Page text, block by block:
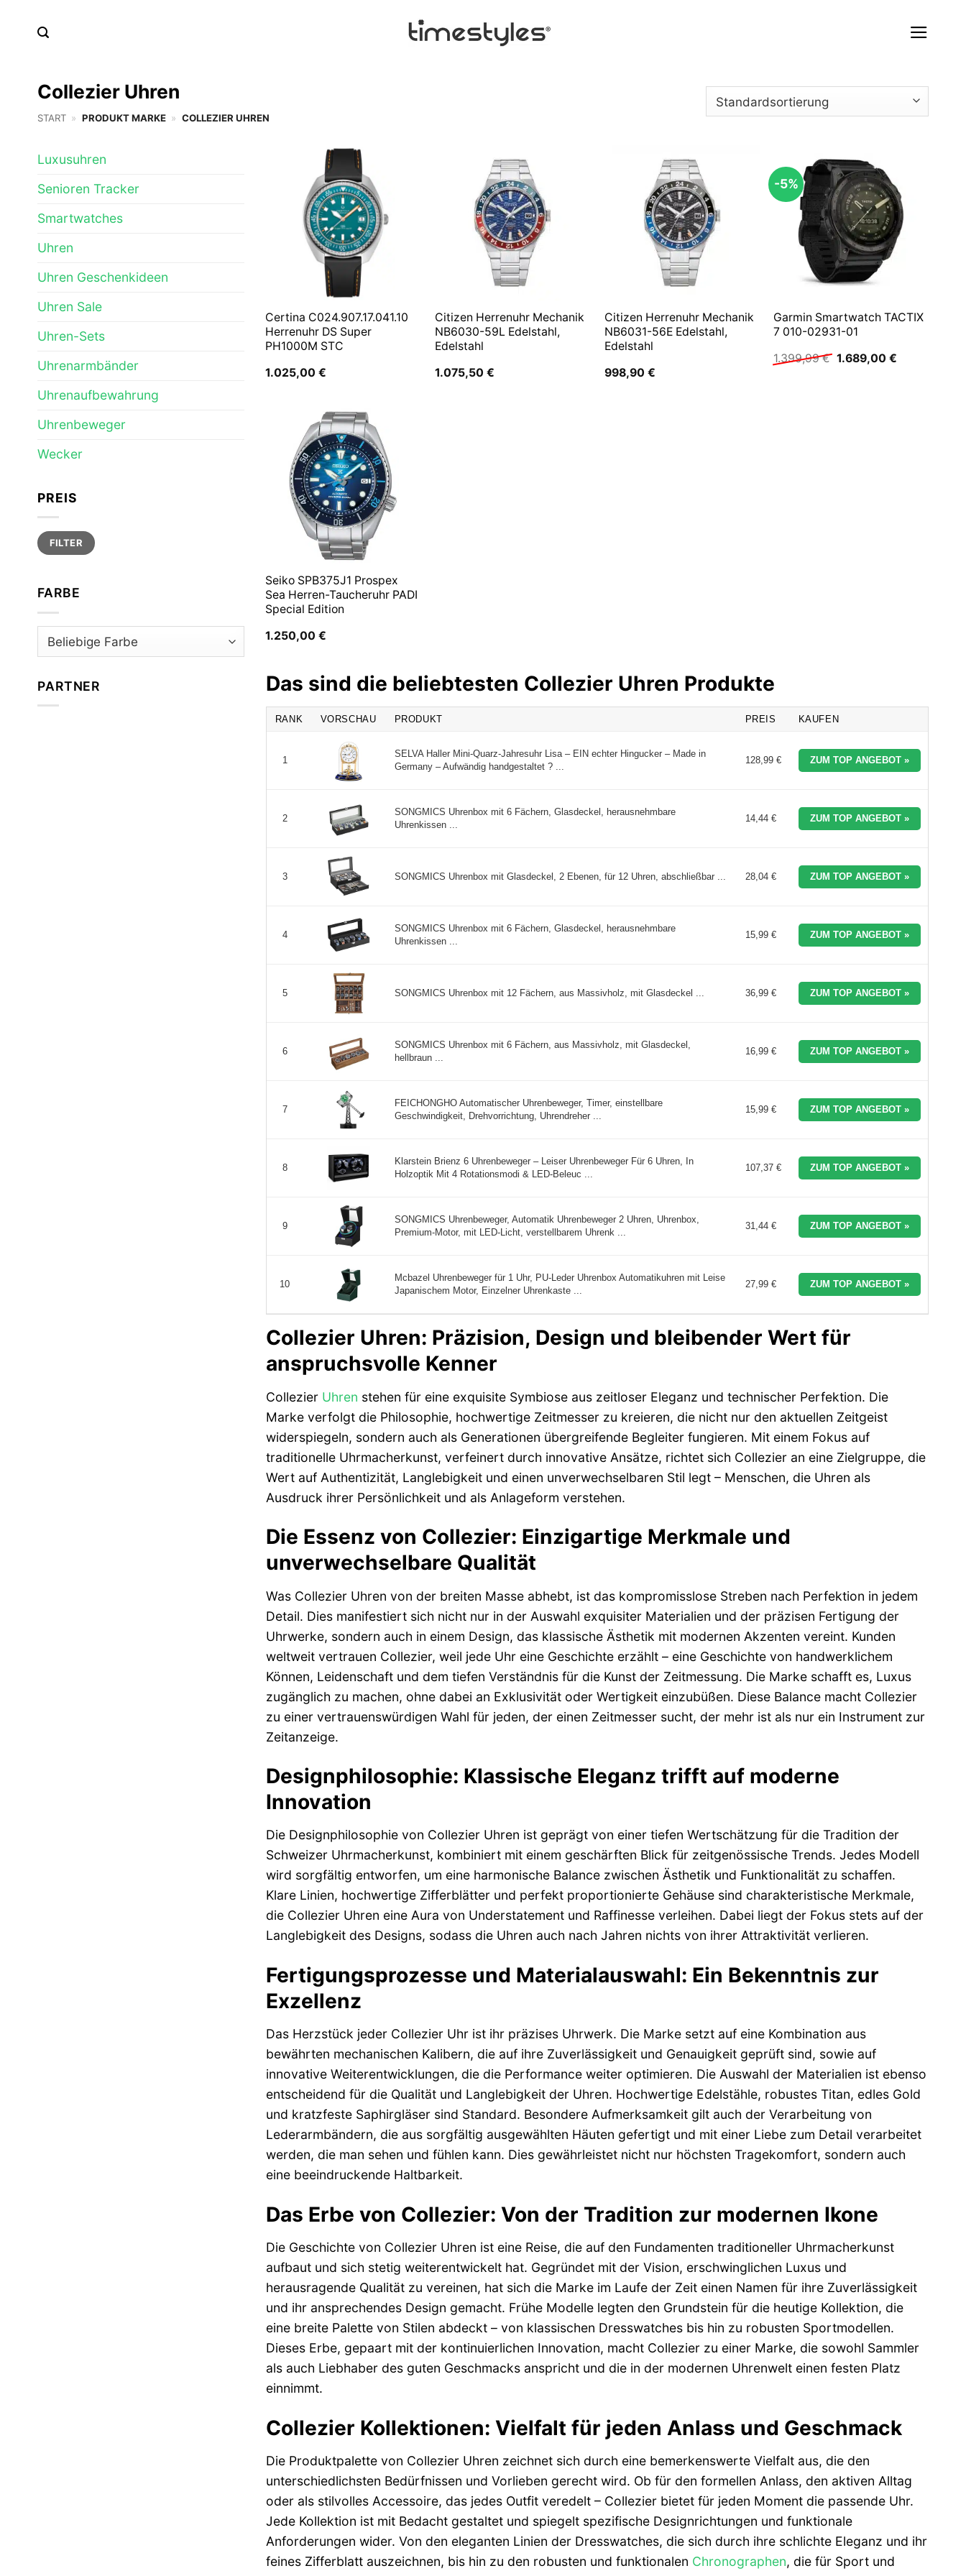
Collezier Uhren
START » PRODUKT MARKE » COLLEZIER UHREN
Luxusuhren
Senioren Tracker
Smartwatches
Uhren
Uhren Geschenkideen
Uhren Sale
Uhren-Sets
Uhrenarmbänder
Uhrenaufbewahrung
Uhrenbeweger
Wecker
PREIS
Min.
Preis
Max.
PreisFILTER
FARBE
PARTNER
Certina C024.907.17.041.10
Herrenuhr DS Super
PH1000M STC
1.025,00€
Citizen Herrenuhr Mechanik
NB6030-59L Edelstahl,
Edelstahl
1.075,50 €
Citizen Herrenuhr Mechanik
NB6031-56E Edelstahl,
Edelstahl
998,90 €
-5%
Garmin Smartwatch TACTIX
7 010-02931-01
1.399,99€ Ursprünglicher
1.689,00 €Aktueller
Seiko SPB375J1 Prospex
Sea Herren-Taucheruhr PADI
Special Edition
1.250,00€
Das sind die beliebtesten Collezier Uhren Produkte
RANK VORSCHAU PRODUKT PREIS KAUFEN
1
SELVA Haller Mini-Quarz-Jahresuhr Lisa – EIN echter Hingucker – Made in
Germany – Aufwändig handgestaltet ? ...
128,99 € ZUM TOP ANGEBOT »
2
SONGMICS Uhrenbox mit 6 Fächern, Glasdeckel, herausnehmbare
Uhrenkissen ...
14,44 € ZUM TOP ANGEBOT »
3 SONGMICS Uhrenbox mit Glasdeckel, 2 Ebenen, für 12 Uhren, abschließbar ... 28,04 € ZUM TOP ANGEBOT »
4
SONGMICS Uhrenbox mit 6 Fächern, Glasdeckel, herausnehmbare
Uhrenkissen ...
15,99 € ZUM TOP ANGEBOT »
5 SONGMICS Uhrenbox mit 12 Fächern, aus Massivholz, mit Glasdeckel ... 36,99 € ZUM TOP ANGEBOT »
6
SONGMICS Uhrenbox mit 6 Fächern, aus Massivholz, mit Glasdeckel,
hellbraun ...
16,99 € ZUM TOP ANGEBOT »
7
FEICHONGHO Automatischer Uhrenbeweger, Timer, einstellbare
Geschwindigkeit, Drehvorrichtung, Uhrendreher ...
15,99 € ZUM TOP ANGEBOT »
8
Klarstein Brienz 6 Uhrenbeweger – Leiser Uhrenbeweger Für 6 Uhren, In
Holzoptik Mit 4 Rotationsmodi & LED-Beleuc ...
107,37 € ZUM TOP ANGEBOT »
9
SONGMICS Uhrenbeweger, Automatik Uhrenbeweger 2 Uhren, Uhrenbox,
Premium-Motor, mit LED-Licht, verstellbarem Uhrenk ...
31,44 € ZUM TOP ANGEBOT »
10
Mcbazel Uhrenbeweger für 1 Uhr, PU-Leder Uhrenbox Automatikuhren mit Leise
Japanischem Motor, Einzelner Uhrenkaste ...
27,99 € ZUM TOP ANGEBOT »
Collezier Uhren: Präzision, Design und bleibender Wert für
anspruchsvolle Kenner
Collezier Uhren stehen für eine exquisite Symbiose aus zeitloser Eleganz und technischer Perfektion. Die
Marke verfolgt die Philosophie, hochwertige Zeitmesser zu kreieren, die nicht nur den aktuellen Zeitgeist
widerspiegeln, sondern auch als Generationen übergreifende Begleiter fungieren. Mit einem Fokus auf
traditionelle Uhrmacherkunst, verfeinert durch innovative Ansätze, richtet sich Collezier an eine Zielgruppe, die
Wert auf Authentizität, Langlebigkeit und einen unverwechselbaren Stil legt – Menschen, die Uhren als
Ausdruck ihrer Persönlichkeit und als Anlageform verstehen.
Die Essenz von Collezier: Einzigartige Merkmale und
unverwechselbare Qualität
Was Collezier Uhren von der breiten Masse abhebt, ist das kompromisslose Streben nach Perfektion in jedem
Detail. Dies manifestiert sich nicht nur in der Auswahl exquisiter Materialien und der präzisen Fertigung der
Uhrwerke, sondern auch in einem Design, das klassische Ästhetik mit modernen Akzenten vereint. Kunden
weltweit vertrauen Collezier, weil jede Uhr eine Geschichte erzählt – eine Geschichte von handwerklichem
Können, Leidenschaft und dem tiefen Verständnis für die Kunst der Zeitmessung. Die Marke schafft es, Luxus
zugänglich zu machen, ohne dabei an Exklusivität oder Wertigkeit einzubüßen. Diese Balance macht Collezier
zu einer vertrauenswürdigen Wahl für jeden, der einen Zeitmesser sucht, der mehr ist als nur ein Instrument zur
Zeitanzeige.
Designphilosophie: Klassische Eleganz trifft auf moderne
Innovation
Die Designphilosophie von Collezier Uhren ist geprägt von einer tiefen Wertschätzung für die Tradition der
Schweizer Uhrmacherkunst, kombiniert mit einem geschärften Blick für zeitgenössische Trends. Jedes Modell
wird sorgfältig entworfen, um eine harmonische Balance zwischen Ästhetik und Funktionalität zu schaffen.
Klare Linien, hochwertige Zifferblätter und perfekt proportionierte Gehäuse sind charakteristische Merkmale,
die Collezier Uhren eine Aura von Understatement und Raffinesse verleihen. Dabei liegt der Fokus stets auf der
Langlebigkeit des Designs, sodass die Uhren auch nach Jahren nichts von ihrer Attraktivität verlieren.
Fertigungsprozesse und Materialauswahl: Ein Bekenntnis zur
Exzellenz
Das Herzstück jeder Collezier Uhr ist ihr präzises Uhrwerk. Die Marke setzt auf eine Kombination aus
bewährten mechanischen Kalibern, die auf ihre Zuverlässigkeit und Genauigkeit geprüft sind, sowie auf
innovative Weiterentwicklungen, die die Performance weiter optimieren. Die Auswahl der Materialien ist ebenso
entscheidend für die Qualität und Langlebigkeit der Uhren. Hochwertige Edelstähle, robustes Titan, edles Gold
und kratzfeste Saphirgläser sind Standard. Besondere Aufmerksamkeit gilt auch der Verarbeitung von
Lederarmbändern, die aus sorgfältig ausgewählten Häuten gefertigt und mit einer Liebe zum Detail verarbeitet
werden, die man sehen und fühlen kann. Dies gewährleistet nicht nur höchsten Tragekomfort, sondern auch
eine beeindruckende Haltbarkeit.
Das Erbe von Collezier: Von der Tradition zur modernen Ikone
Die Geschichte von Collezier Uhren ist eine Reise, die auf den Fundamenten traditioneller Uhrmacherkunst
aufbaut und sich stetig weiterentwickelt hat. Gegründet mit der Vision, erschwinglichen Luxus und
herausragende Qualität zu vereinen, hat sich die Marke im Laufe der Zeit einen Namen für ihre Zuverlässigkeit
und ihr ansprechendes Design gemacht. Frühe Modelle legten den Grundstein für die heutige Kollektion, die
eine breite Palette von Stilen abdeckt – von klassischen Dresswatches bis hin zu robusten Sportmodellen.
Dieses Erbe, gepaart mit der kontinuierlichen Innovation, macht Collezier zu einer Marke, die sowohl Sammler
als auch Liebhaber des guten Geschmacks anspricht und die in der modernen Uhrenwelt einen festen Platz
einnimmt.
Collezier Kollektionen: Vielfalt für jeden Anlass und Geschmack
Die Produktpalette von Collezier Uhren zeichnet sich durch eine bemerkenswerte Vielfalt aus, die den
unterschiedlichsten Bedürfnissen und Vorlieben gerecht wird. Ob für den formellen Anlass, den aktiven Alltag
oder als stilvolles Accessoire, das jedes Outfit veredelt – Collezier bietet für jeden Moment die passende Uhr.
Jede Kollektion ist mit Bedacht gestaltet und spiegelt spezifische Designrichtungen und funktionale
Anforderungen wider. Von den eleganten Linien der Dresswatches, die sich durch ihre schlichte Eleganz und ihr
feines Zifferblatt auszeichnen, bis hin zu den robusten und funktionalen Chronographen, die für Sport und